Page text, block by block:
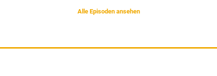
Alle Episoden ansehen